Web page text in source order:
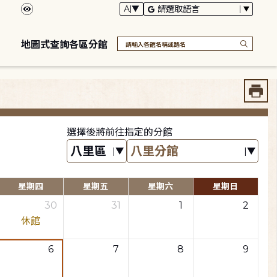
地圖式查詢各區分館
選擇後將前往指定的分館
星期四 星期五 星期六 星期日
30
休館
31 1 2
6 7 8 9